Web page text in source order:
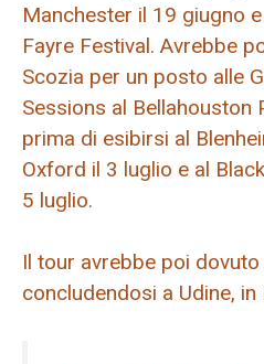
Manchester il 19 giugno
Fayre Festival. Avrebbe
Scozia per un posto alle
Sessions al Bellahouston
prima di esibirsi al
Oxford il 3 luglio e al
5 luglio.
Il tour avrebbe poi dovuto
concludendosi a Udine, in